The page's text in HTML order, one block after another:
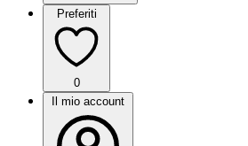
Preferiti
0
Il mio account